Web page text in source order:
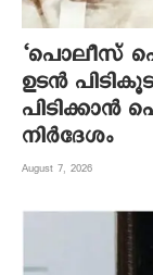
‘പൊലീസ്
ഉടന്‍
പിടിക്കാന്‍
നിര്‍ദേശം
August 7, 2026